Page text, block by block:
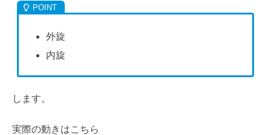
外旋
内旋
します。
実際の動きはこちら